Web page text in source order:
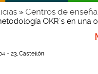
» Centros de
OKR´s en una
- 23, Castellón